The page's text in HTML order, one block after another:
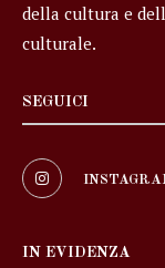
della cultura e
culturale.
SEGUICI
IN EVIDENZA